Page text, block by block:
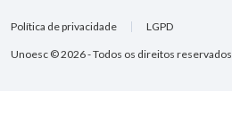
Unoesc © 2026 - Todos os direitos reservados
Política de privacidade LGPD